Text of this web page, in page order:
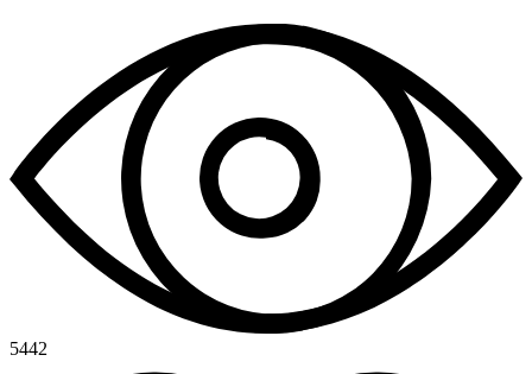
5442